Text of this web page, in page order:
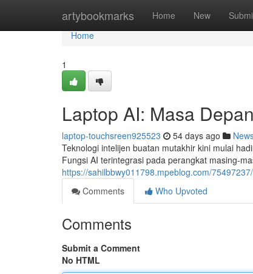
artybookmarks Home New
Home
Home
1
Laptop AI: Masa
laptop-touchsreen925523 54 days ago
Teknologi intelijen buatan mutakhir kini mulai
Fungsi AI terintegrasi pada perangkat masing-
https://sahilbbwy011798.mpeblog.com/
Comments
Who Upvoted
Comments
Submit a Comment
No HTML